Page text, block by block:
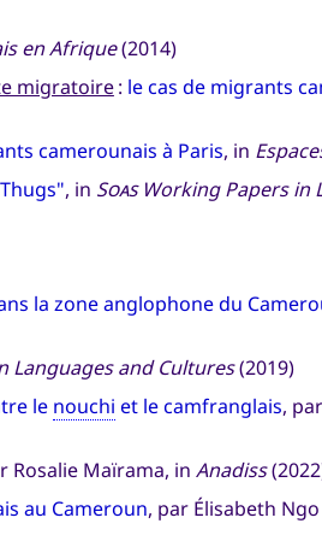
en Afrique(2014)
migratoire: le cas de migrants
camerounais à Paris, in
, in SoasWorking Papers in
la zone anglophone du
Languages and Cultures(2019)
le nouchi et le camfranglais,
Rosalie Maïrama, in Anadiss
au Cameroun, par Élisabeth